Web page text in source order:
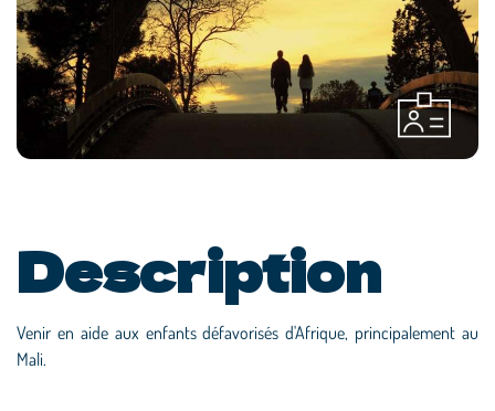
Description
Venir en aide aux enfants défavorisés d'Afrique, principalement au
Mali.